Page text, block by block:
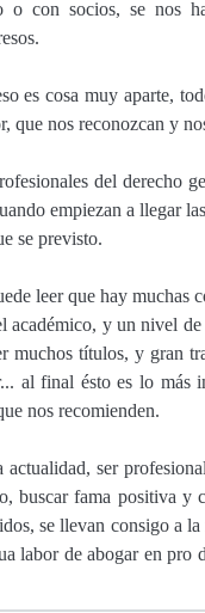
o con socios, se nos
es cosa muy aparte,
que nos reconozcan y
del derecho
empiezan a llegar
se previsto.
leer que hay muchas
académico, y un nivel
muchos títulos, y gran
al final ésto es lo más
nos recomienden.
ser
buscar fama positiva
se llevan consigo a
labor de abogar en